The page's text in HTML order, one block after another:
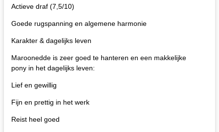
Actieve draf (7,5/10)
Goede rugspanning en algemene harmonie
Karakter & dagelijks leven
Maroonedde is zeer goed te hanteren en een makkelijke
pony in het dagelijks leven:
Lief en gewillig
Fijn en prettig in het werk
Reist heel goed